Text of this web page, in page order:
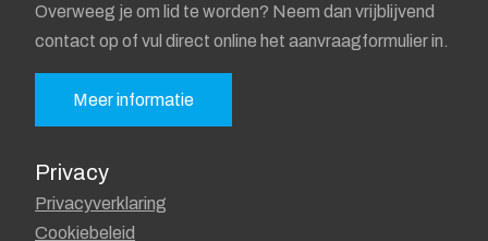
Overweeg je om lid te worden? Neem dan vrijblijvend
contact op of vul direct online het aanvraagformulier in.
Meer informatie
Privacy
Privacyverklaring
Cookiebeleid